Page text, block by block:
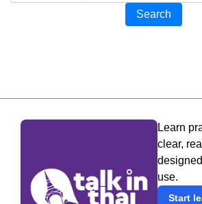
Search
Learn
clear,
use.
Start